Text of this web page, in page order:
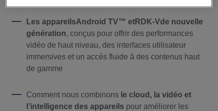
Les appareilsAndroid TV™ etRDK-Vde nouvelle
génération, conçus pour offrir des performances
vidéo de haut niveau, des interfaces utilisateur
immersives et un accès fluide à des contenus haut
de gamme
Comment nous combinons le cloud, la vidéo et
l’intelligence des appareils pour améliorer les